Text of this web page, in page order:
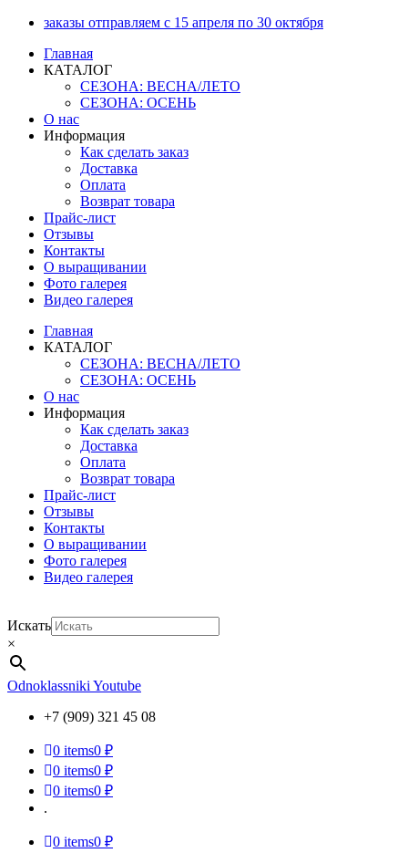
Перейти
содержимому
заказы отправляем с 15 апреля по 30 октября
Главная
КАТАЛОГ
СЕЗОНА: ВЕСНА/ЛЕТО
СЕЗОНА: ОСЕНЬ
О нас
Информация
Как сделать заказ
Доставка
Оплата
Возврат товара
Прайс-лист
Отзывы
Контакты
О выращивании
Фото галерея
Видео галерея
Главная
КАТАЛОГ
СЕЗОНА: ВЕСНА/ЛЕТО
СЕЗОНА: ОСЕНЬ
О нас
Информация
Как сделать заказ
Доставка
Оплата
Возврат товара
Прайс-лист
Отзывы
Контакты
О выращивании
Фото галерея
Видео галерея
Искать
×
Odnoklassniki Youtube
+7 (909) 321 45 08
0 items0 ₽
0 items0 ₽
0 items0 ₽
.
0 items0 ₽